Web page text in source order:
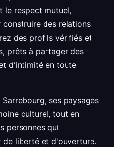
le respect mutuel,
construire des relations
des profils vérifiés et
prêts à partager des
d'intimité en toute
ses paysages
culturel, tout en
personnes qui
de liberté et d'ouverture.